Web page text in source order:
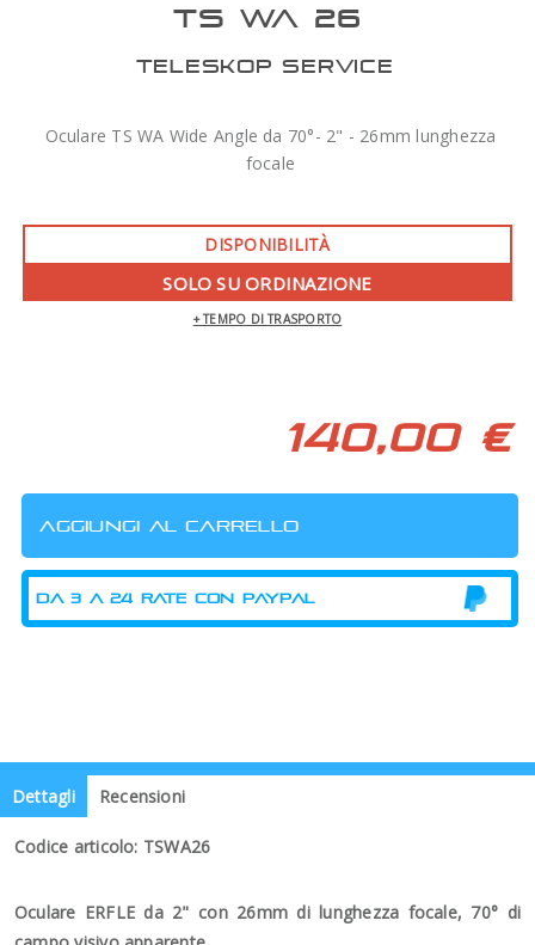
TS WA 26
TELESKOP SERVICE
Oculare TS WA Wide Angle da 70°- 2" - 26mm lunghezza
focale
DISPONIBILITÀ
SOLO SU ORDINAZIONE
+ TEMPO DI TRASPORTO
140,00 €
Dettagli Recensioni
Codice articolo: TSWA26
Oculare ERFLE da 2" con 26mm di lunghezza focale, 70° di